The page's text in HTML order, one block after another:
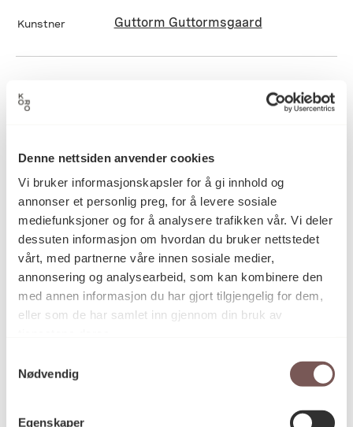
Denne nettsiden anvender cookies
Vi bruker informasjonskapsler for å gi innhold og
annonser et personlig preg, for å levere sosiale
mediefunksjoner og for å analysere trafikken vår. Vi deler
dessuten informasjon om hvordan du bruker nettstedet
vårt, med partnerne våre innen sosiale medier,
annonsering og analysearbeid, som kan kombinere den
med annen informasjon du har gjort tilgjengelig for dem,
eller som de har samlet inn gjennom din bruk av
Nødvendig
Egenskaper
Kunstner Guttorm Guttormsgaard
Gulvinstallasjon, Innfelling,
Teknikk og
materiale
Hvit og svart glanspolert afrikansk
granitt, marmor og fargede
glassprismer
Mål
Høyde: 570min
Bredde: 820cm
Reference